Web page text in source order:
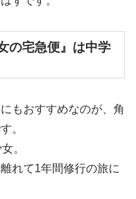
の宅急便』は中学
もおすすめなのが、角
。
。
れて1年間修行の旅に